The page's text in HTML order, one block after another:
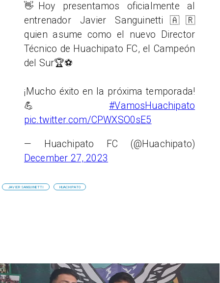
👋Hoy presentamos oficialmente al
entrenador Javier Sanguinetti🇦🇷
quien asume como el nuevo Director
Técnico de Huachipato FC, el Campeón
del Sur🏆⚽️
¡Mucho éxito en la próxima temporada!
💪#VamosHuachipato
pic.twitter.com/CPWXSO0sE5
— Huachipato FC (@Huachipato)
December 27, 2023
JAVIER SANGUINETTI HUACHIPATO